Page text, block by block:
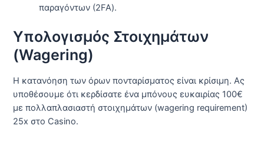
παραγόντων (2FA).
Υπολογισμός Στοιχημάτων
(Wagering)
Η κατανόηση των όρων πονταρίσματος είναι κρίσιμη. Ας
υποθέσουμε ότι κερδίσατε ένα μπόνους ευκαιρίας 100€
με πολλαπλασιαστή στοιχημάτων (wagering requirement)
25x στο Casino.